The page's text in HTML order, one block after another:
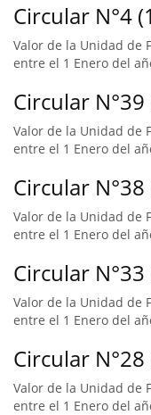
Circular N°4
Valor de la Unidad de
entre el 1 Enero del
Circular
Valor de la Unidad de
entre el 1 Enero del
Circular
Valor de la Unidad de
entre el 1 Enero del
Circular
Valor de la Unidad de
entre el 1 Enero del
Circular
Valor de la Unidad de
entre el 1 Enero del